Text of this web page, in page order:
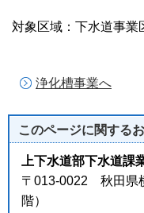
対象区域：下水道事業
浄化槽事業へ
このページに関する
上下水道部下水道課
〒013-0022 秋田県
階）